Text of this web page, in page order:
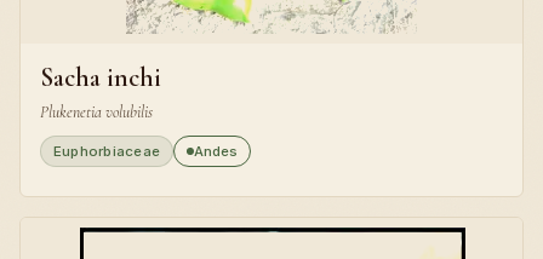
Sacha inchi
Plukenetia volubilis
Euphorbiaceae Andes